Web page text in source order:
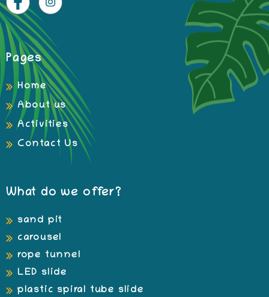
Pages
Home
About us
Activities
Contact Us
What do we offer?
sand pit
carousel
rope tunnel
LED slide
plastic spiral tube slide